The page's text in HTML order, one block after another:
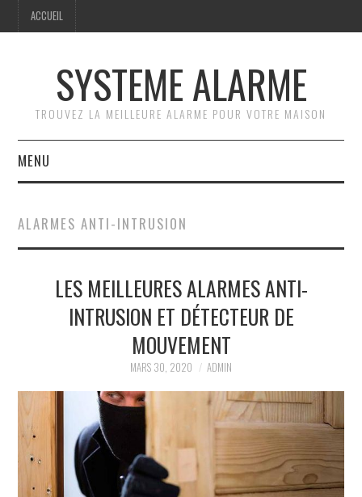
ACCUEIL
SYSTEME ALARME
TROUVEZ LA MEILLEURE ALARME POUR VOTRE MAISON
MENU
GUIDE PRATIQUE
COMPARATIF DES
SYSTÈMES D’ALARME
ALARMES ANTI-INTRUSION
LES MEILLEURES ALARMES ANTI-
INTRUSION ET DÉTECTEUR DE
MOUVEMENT
MARS 30, 2020 ADMIN